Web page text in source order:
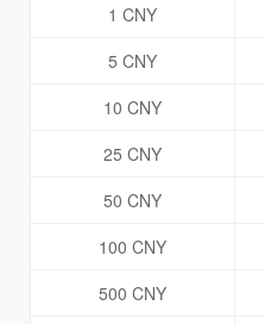
1 CNY
5 CNY
10 CNY
25 CNY
50 CNY
100 CNY
500 CNY